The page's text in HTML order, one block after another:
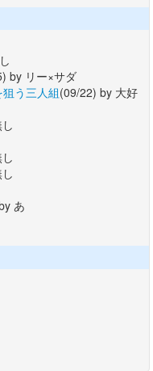
by リー×サダ
う三人組(09/22) by 大好
あ